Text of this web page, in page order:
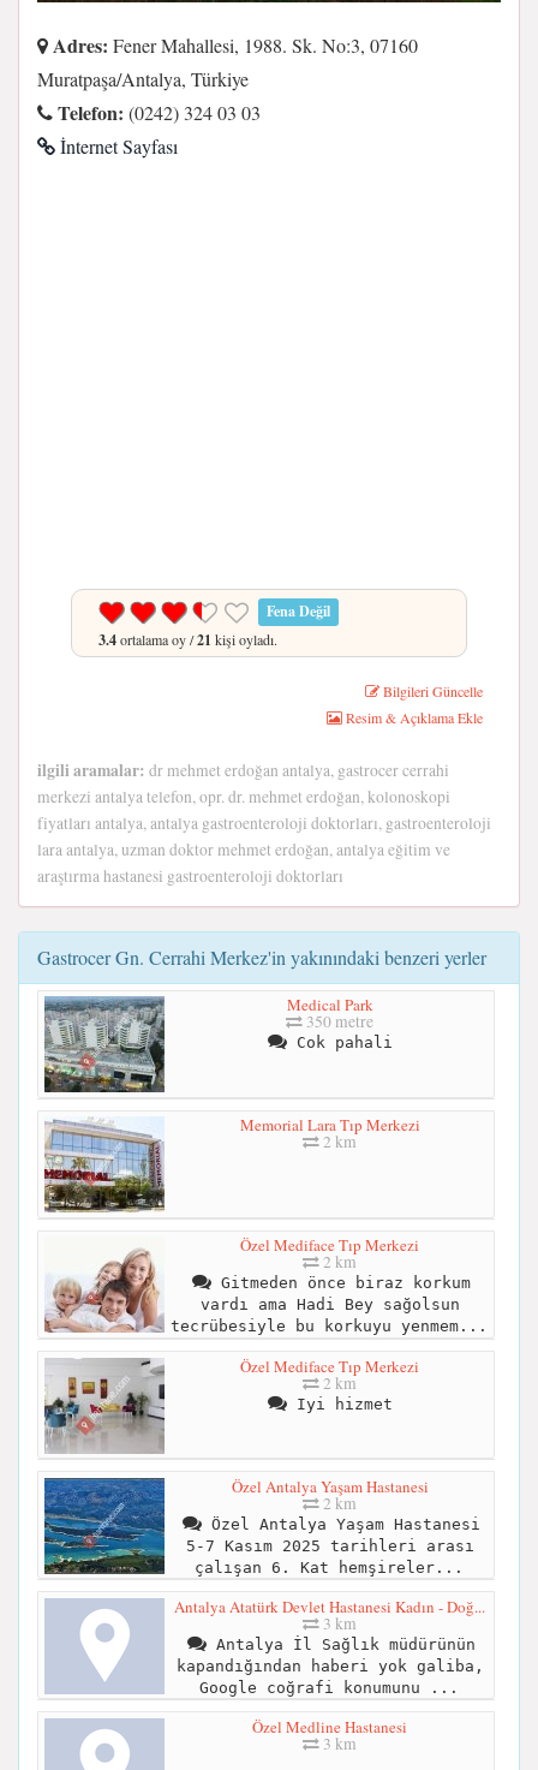
Adres: Fener Mahallesi, 1988. Sk. No:3, 07160
Muratpaşa/Antalya, Türkiye
Telefon: (0242) 324 03 03
İnternet Sayfası
Fena Değil
3.4ortalama oy /21 kişi oyladı.
Bilgileri Güncelle
Resim & Açıklama Ekle
ilgili aramalar: dr mehmet erdoğan antalya, gastrocer cerrahi
merkezi antalya telefon, opr. dr. mehmet erdoğan, kolonoskopi
fiyatları antalya, antalya gastroenteroloji doktorları, gastroenteroloji
lara antalya, uzman doktor mehmet erdoğan, antalya eğitim ve
araştırma hastanesi gastroenteroloji doktorları
Gastrocer Gn. Cerrahi Merkez'in yakınındaki benzeri yerler
Medical Park
350 metre
Cok pahali
Memorial Lara Tıp Merkezi
2 km
Özel Mediface Tıp Merkezi
2 km
Gitmeden önce biraz korkum
vardı ama Hadi Bey sağolsun
tecrübesiyle bu korkuyu yenmem...
Özel Mediface Tıp Merkezi
2 km
Iyi hizmet
Özel Antalya Yaşam Hastanesi
2 km
Özel Antalya Yaşam Hastanesi
5-7 Kasım 2025 tarihleri arası
çalışan 6. Kat hemşireler...
Antalya Atatürk Devlet Hastanesi Kadın - Doğ...
3 km
Antalya İl Sağlık müdürünün
kapandığından haberi yok galiba,
Google coğrafi konumunu ...
Özel Medline Hastanesi
3 km